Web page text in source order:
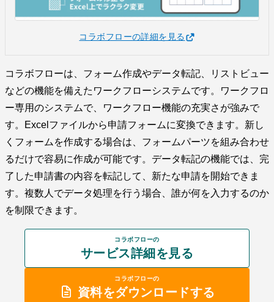
コラボフローの詳細を見る
コラボフローは、フォーム作成やデータ転記、リストビュー
などの機能を備えたワークフローシステムです。ワークフロ
ー専用のシステムで、ワークフロー機能の充実さが強みで
す。Excelファイルから申請フォームに変換できます。新し
くフォームを作成する場合は、フォームパーツを組み合わせ
るだけで容易に作成が可能です。データ転記の機能では、完
了した申請書の内容を転記して、新たな申請を開始できま
す。複数人でデータ処理を行う場合、誰が何を入力するのか
を制限できます。
コラボフローの
サービス詳細を見る
コラボフローの
資料をダウンロードする